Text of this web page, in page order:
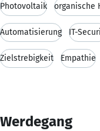
Photovoltaik organische
Automatisierung IT-
Zielstrebigkeit Empathie
Werdegang